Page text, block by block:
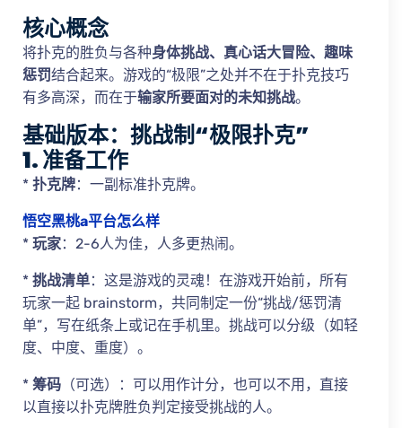
核心概念
将扑克的胜负与各种身体挑战、真心话大冒险、趣味
惩罚结合起来。游戏的“极限”之处并不在于扑克技巧
有多高深，而在于输家所要面对的未知挑战。
基础版本：挑战制“极限扑克”
1. 准备工作
* 扑克牌：一副标准扑克牌。
悟空黑桃a平台怎么样
* 玩家：2-6人为佳，人多更热闹。
* 挑战清单：这是游戏的灵魂！在游戏开始前，所有
玩家一起 brainstorm，共同制定一份“挑战/惩罚清
单”，写在纸条上或记在手机里。挑战可以分级（如轻
度、中度、重度）。
* 筹码 （可选）：可以用作计分，也可以不用，直接
以直接以扑克牌胜负判定接受挑战的人。